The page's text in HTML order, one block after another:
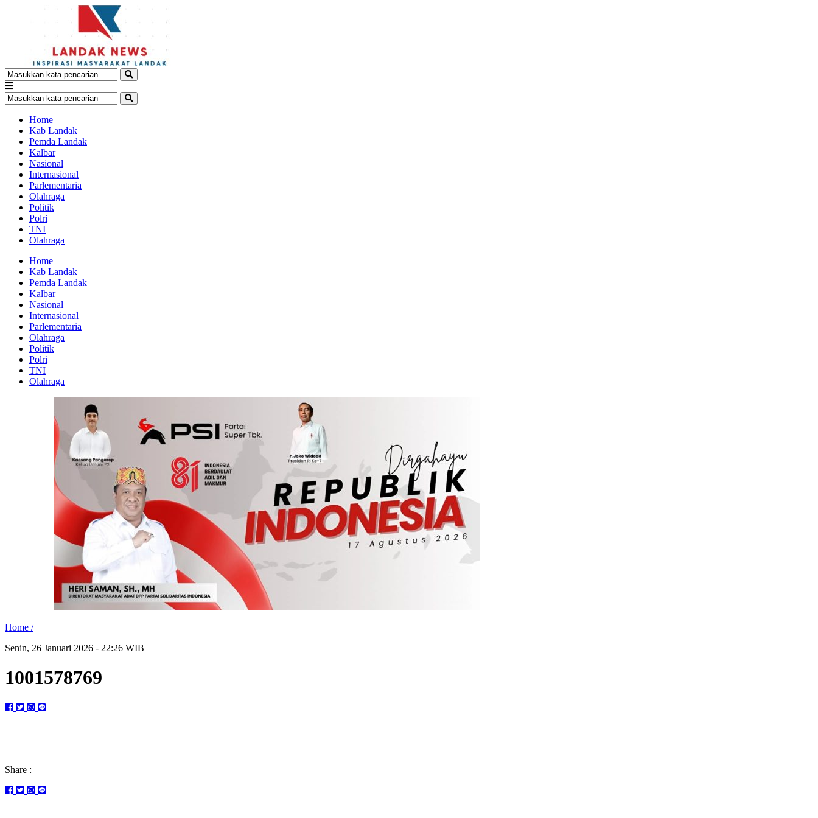
Home
Kab Landak
Pemda Landak
Kalbar
Nasional
Internasional
Parlementaria
Olahraga
Politik
Polri
TNI
Olahraga
Home
Kab Landak
Pemda Landak
Kalbar
Nasional
Internasional
Parlementaria
Olahraga
Politik
Polri
TNI
Olahraga
Home /
Senin, 26 Januari 2026 - 22:26 WIB
1001578769
Share :